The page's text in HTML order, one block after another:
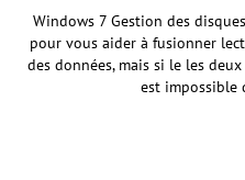
Windows 7 Gestion des
pour vous aider à fusionner
des données, mais si le les
est impossible